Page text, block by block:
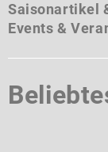
Saisonartikel
Events &